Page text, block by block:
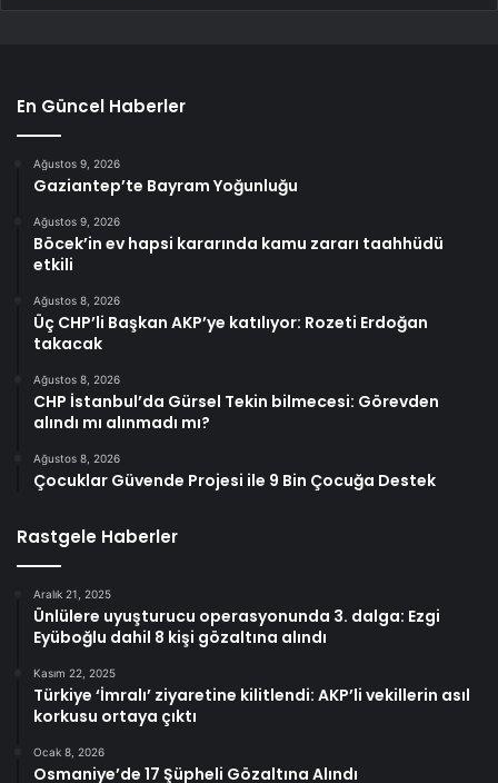
En Güncel Haberler
Ağustos 9, 2026
Gaziantep’te Bayram Yoğunluğu
Ağustos 9, 2026
Böcek’in ev hapsi kararında kamu zararı taahhüdü
etkili
Ağustos 8, 2026
Üç CHP’li Başkan AKP’ye katılıyor: Rozeti Erdoğan
takacak
Ağustos 8, 2026
CHP İstanbul’da Gürsel Tekin bilmecesi: Görevden
alındı mı alınmadı mı?
Ağustos 8, 2026
Çocuklar Güvende Projesi ile 9 Bin Çocuğa Destek
Rastgele Haberler
Aralık 21, 2025
Ünlülere uyuşturucu operasyonunda 3. dalga: Ezgi
Eyüboğlu dahil 8 kişi gözaltına alındı
Kasım 22, 2025
Türkiye ‘İmralı’ ziyaretine kilitlendi: AKP’li vekillerin asıl
korkusu ortaya çıktı
Ocak 8, 2026
Osmaniye’de 17 Şüpheli Gözaltına Alındı